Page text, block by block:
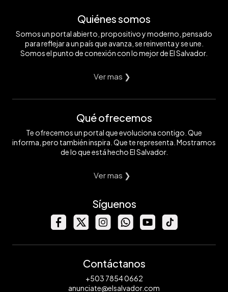
Quiénes somos
Somos un portal abierto, propositivo y moderno, pensado
para reflejar a un país que avanza, se reinventa y se une.
Somos el punto de conexión con lo mejor de El Salvador.
Ver mas ❯
Qué ofrecemos
Te ofrecemos un portal que evoluciona contigo. Que
informa, pero también inspira. Que te representa. Mostramos
de lo que está hecho El Salvador.
Ver mas ❯
Síguenos
Contáctanos
+503 7854 0662
anunciate@elsalvador.com